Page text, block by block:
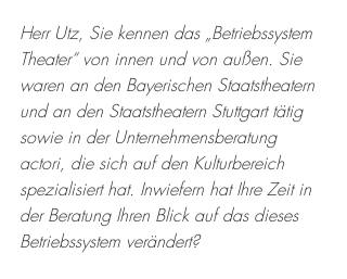
Herr Utz, Sie kennen das „Betriebssystem
Theater“ von innen und von außen. Sie
waren an den Bayerischen Staatstheatern
und an den Staatstheatern Stuttgart tätig
sowie in der Unternehmensberatung
actori, die sich auf den Kulturbereich
spezialisiert hat. Inwiefern hat Ihre Zeit in
der Beratung Ihren Blick auf das dieses
Betriebssystem verändert?